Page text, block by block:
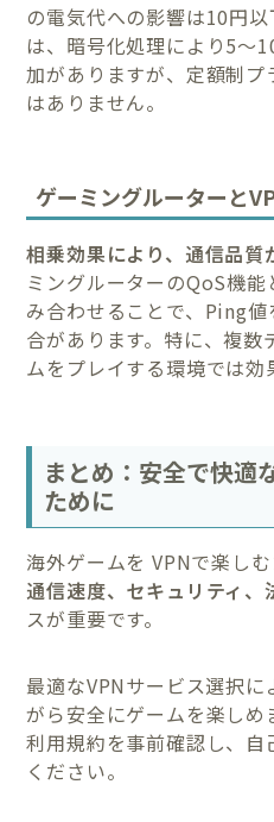
の電気代への影響は10円
は、暗号化処理により5〜
加がありますが、定額制
はありません。
ゲーミングルーターと
相乗効果により、通信品質
ミングルーターのQoS機
み合わせることで、Ping
合があります。特に、複数
ムをプレイする環境では効
まとめ：安全で快適
ために
海外ゲームを VPNで楽しむ
通信速度、セキュリティ、
スが重要です。
最適なVPNサービス選択
がら安全にゲームを楽しめ
利用規約を事前確認し、
ください。